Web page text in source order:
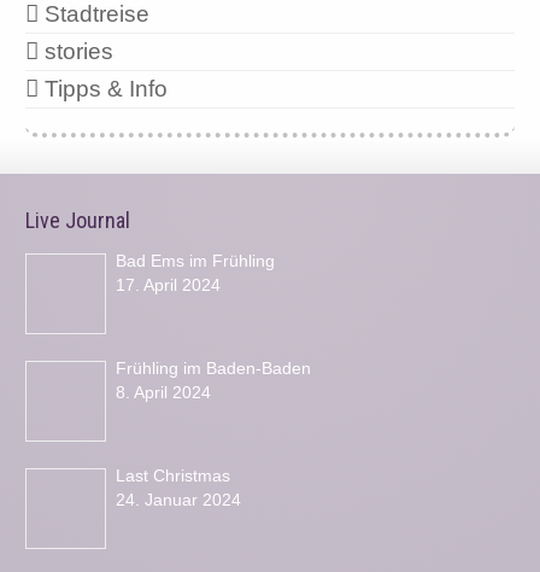
Stadtreise
stories
Tipps & Info
Live Journal
Bad Ems im Frühling
17. April 2024
Frühling im Baden-Baden
8. April 2024
Last Christmas
24. Januar 2024